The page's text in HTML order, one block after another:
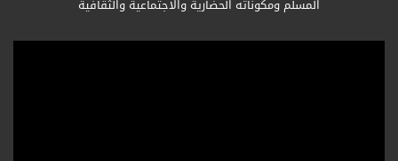
المسلم ومكوناته الحضارية والاجتماعية والثقافية